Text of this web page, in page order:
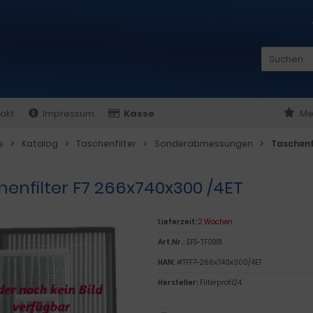
Impressum Kasse
Katalog Taschenfilter Sonderabmessungen
F7 266x740x300 /4ET
Lieferzeit: 2 Wochen
Art.Nr.: EFS-TF0981
HAN: #TFF7-266x740x300/4ET
Hersteller: Filterprofi24